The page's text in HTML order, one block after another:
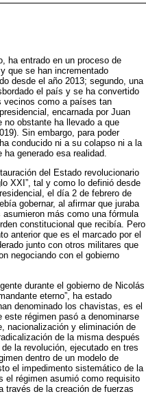
ha entrado en un proceso de
que se han incrementado
desde el año 2013; segundo, una
el país y se ha convertido
vecinos como a países tan
encarnada por Juan
no obstante ha llevado a que
Sin embargo, para poder
conducido ni a su colapso ni a la
generado esa realidad.
del Estado revolucionario
XXI”, tal y como lo definió desde
el día 2 de febrero de
gobernar, al afirmar que juraba
más como una fórmula
constitucional que recibía. Pero
anterior que es el marcado por el
junto con otros militares que
negociando con el gobierno
durante el gobierno de Nicolás
eterno”, ha estado
denominado los chavistas, es el
régimen pasó a denominarse
nacionalización y eliminación de
de la misma después
la revolución, ejecutado en tres
dentro de un modelo de
el impedimento sistemático de la
el régimen asumió como requisito
través de la creación de fuerzas